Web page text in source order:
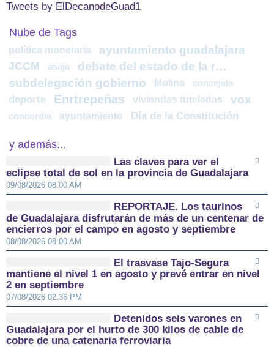
Tweets by ElDecanodeGuad1
Nube de Tags
política monetaria ayuntamiento guadalajara
JCCM asaja
debate del estado de la región
subdelegación gobierno
Molina concejala
deporte Enrtrepeñas viviendas tuteladas vox
concordia ayuntamiento Día de la Constitución
y además...
Las claves para ver el
eclipse total de sol en la provincia de Guadalajara
09/08/2026 08:00 AM
REPORTAJE. Los taurinos
de Guadalajara disfrutarán de más de un centenar de
encierros por el campo en agosto y septiembre
08/08/2026 08:00 AM
El trasvase Tajo-Segura
mantiene el nivel 1 en agosto y prevé entrar en nivel
2 en septiembre
07/08/2026 02:36 PM
Detenidos seis varones en
Guadalajara por el hurto de 300 kilos de cable de
cobre de una catenaria ferroviaria